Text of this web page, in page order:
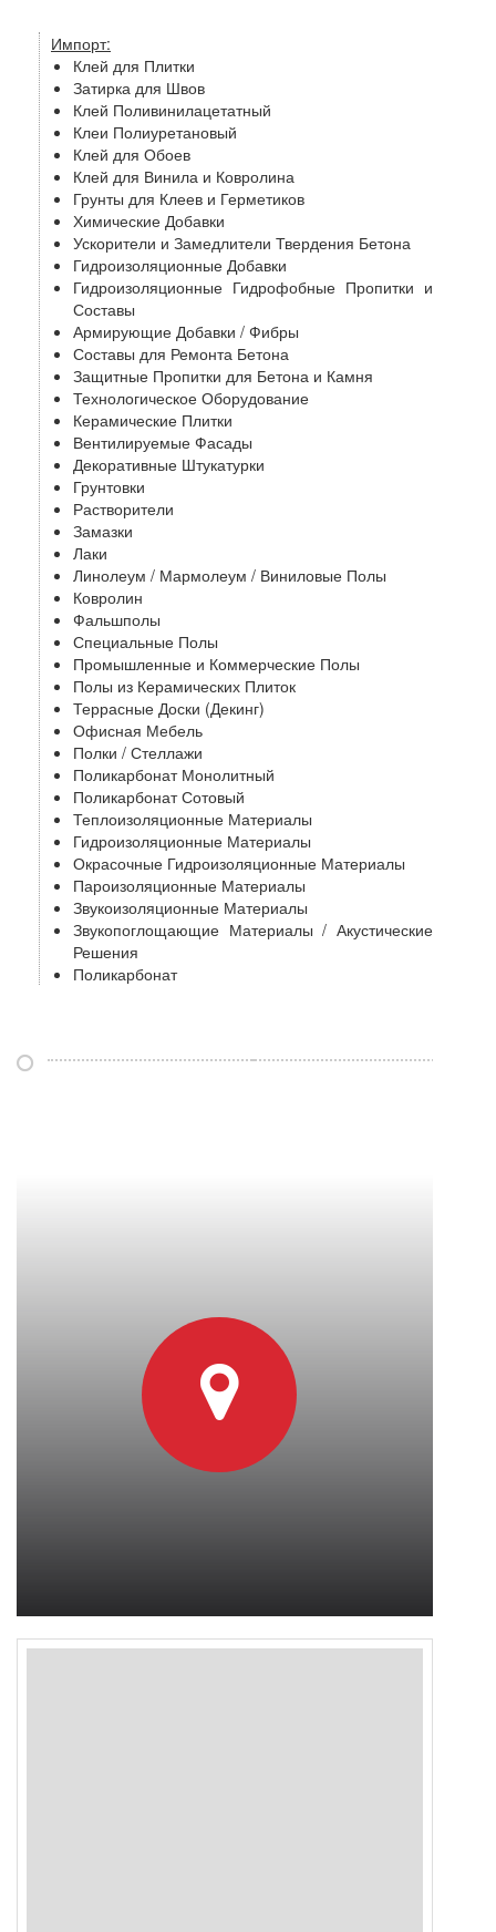
Импорт:
Клей для Плитки
Затирка для Швов
Клей Поливинилацетатный
Клеи Полиуретановый
Клей для Обоев
Клей для Винила и Ковролина
Грунты для Клеев и Герметиков
Химические Добавки
Ускорители и Замедлители Твердения Бетона
Гидроизоляционные Добавки
Гидроизоляционные Гидрофобные Пропитки и
Составы
Армирующие Добавки / Фибры
Составы для Ремонта Бетона
Защитные Пропитки для Бетона и Камня
Технологическое Оборудование
Керамические Плитки
Вентилируемые Фасады
Декоративные Штукатурки
Грунтовки
Растворители
Замазки
Лаки
Линолеум / Мармолеум / Виниловые Полы
Ковролин
Фальшполы
Специальные Полы
Промышленные и Коммерческие Полы
Полы из Керамических Плиток
Террасные Доски (Декинг)
Офисная Мебель
Полки / Стеллажи
Поликарбонат Монолитный
Поликарбонат Сотовый
Теплоизоляционные Материалы
Гидроизоляционные Материалы
Окрасочные Гидроизоляционные Материалы
Пароизоляционные Материалы
Звукоизоляционные Материалы
Звукопоглощающие Материалы / Акустические
Решения
Поликарбонат